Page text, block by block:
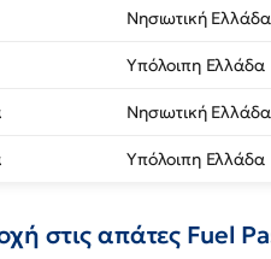
Νησιωτική Ελλάδα
Υπόλοιπη Ελλάδα
Νησιωτική Ελλάδα
Υπόλοιπη Ελλάδα
στις απάτες Fuel